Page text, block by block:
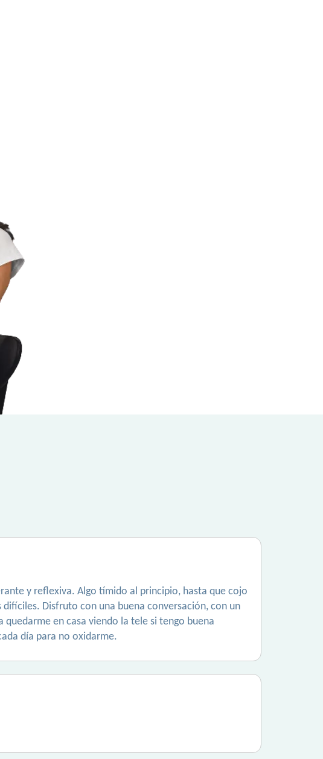
y reflexiva. Algo tímido al principio, hasta que cojo
Disfruto con una buena conversación, con un
en casa viendo la tele si tengo buena
día para no oxidarme.